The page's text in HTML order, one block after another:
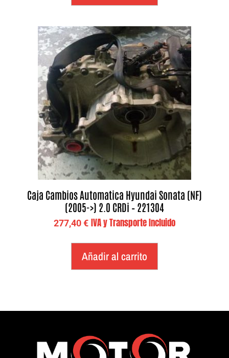
Caja Cambios Automatica Hyundai Sonata (NF)
(2005->) 2.0 CRDi – 221304
277,40€ IVA y Transporte Incluido
Añadir al carrito